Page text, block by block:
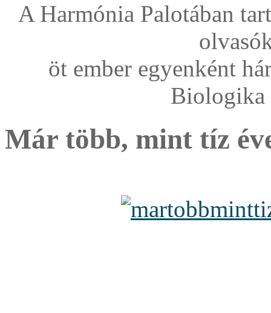
A Harmónia Palotában
öt ember egyenként
Biologika
Már több, mint tíz